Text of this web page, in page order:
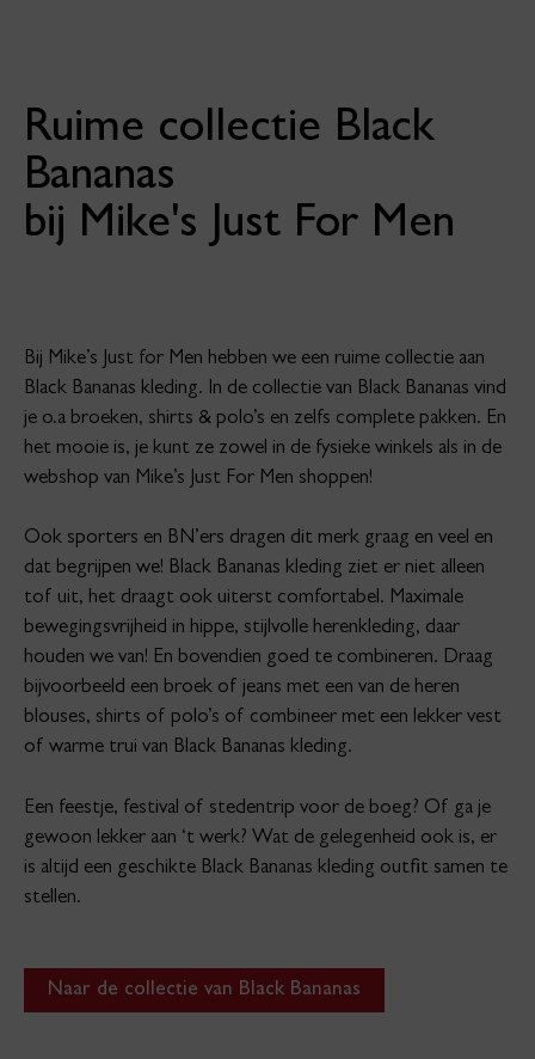
Ruime collectie Black
Bananas
bij Mike's Just For Men
Bij Mike’s Just for Men hebben we een ruime collectie aan
Black Bananas kleding. In de collectie van Black Bananas vind
je o.a broeken, shirts & polo’s en zelfs complete pakken. En
het mooie is, je kunt ze zowel in de fysieke winkels als in de
webshop van Mike’s Just For Men shoppen!
Ook sporters en BN’ers dragen dit merk graag en veel en
dat begrijpen we! Black Bananas kleding ziet er niet alleen
tof uit, het draagt ook uiterst comfortabel. Maximale
bewegingsvrijheid in hippe, stijlvolle herenkleding, daar
houden we van! En bovendien goed te combineren. Draag
bijvoorbeeld een broek of jeans met een van de heren
blouses, shirts of polo’s of combineer met een lekker vest
of warme trui van Black Bananas kleding.
Een feestje, festival of stedentrip voor de boeg? Of ga je
gewoon lekker aan ‘t werk? Wat de gelegenheid ook is, er
is altijd een geschikte Black Bananas kleding outfit samen te
stellen.
Naar de collectie van Black Bananas